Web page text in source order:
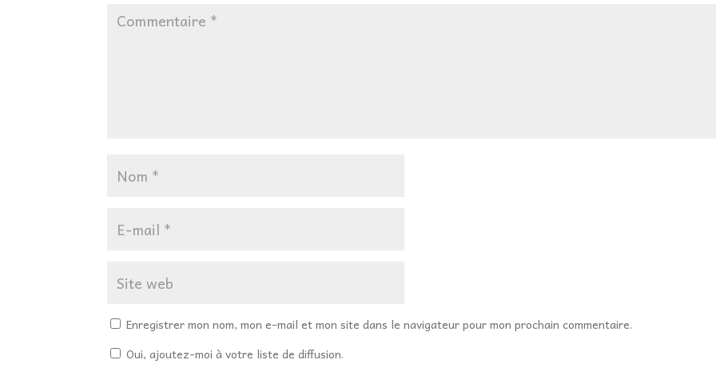
Enregistrer mon nom, mon e-mail et mon site dans le navigateur pour mon prochain commentaire.
Oui, ajoutez-moi à votre liste de diffusion.